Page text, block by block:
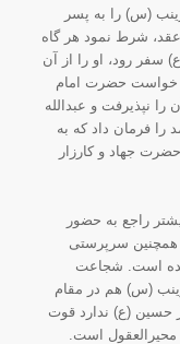
(س) را به پسر
شرط نمود هر گاه
رود، او را از آن
خواست حضرت امام
نپذیرفت و عبدالله
فرمان داد که به
جهاد و کارزار
راجع به حضور
همچنین سرپرستی
شده است. شجاعت
(س) هم در مقام
حسین (ع) ندارد قوت
است.